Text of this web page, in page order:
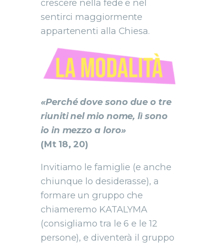
crescere nella fede e nel
sentirci maggiormente
appartenenti alla Chiesa.
«Perché dove sono due o tre
riuniti nel mio nome, lì sono
io in mezzo a loro»
(Mt 18, 20)
Invitiamo le famiglie (e anche
chiunque lo desiderasse), a
formare un gruppo che
chiameremo KATALYMA
(consigliamo tra le 6 e le 12
persone), e diventerà il gruppo